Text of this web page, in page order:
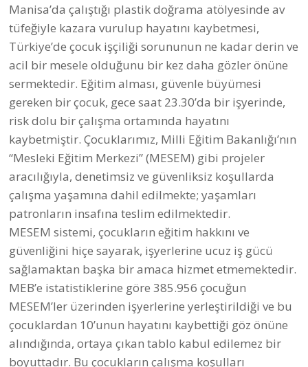
Manisa’da çalıştığı plastik doğrama atölyesinde av
tüfeğiyle kazara vurulup hayatını kaybetmesi,
Türkiye’de çocuk işçiliği sorununun ne kadar derin ve
acil bir mesele olduğunu bir kez daha gözler önüne
sermektedir. Eğitim alması, güvenle büyümesi
gereken bir çocuk, gece saat 23.30’da bir işyerinde,
risk dolu bir çalışma ortamında hayatını
kaybetmiştir. Çocuklarımız, Milli Eğitim Bakanlığı’nın
“Mesleki Eğitim Merkezi” (MESEM) gibi projeler
aracılığıyla, denetimsiz ve güvenliksiz koşullarda
çalışma yaşamına dahil edilmekte; yaşamları
patronların insafına teslim edilmektedir.
MESEM sistemi, çocukların eğitim hakkını ve
güvenliğini hiçe sayarak, işyerlerine ucuz iş gücü
sağlamaktan başka bir amaca hizmet etmemektedir.
MEB’e istatistiklerine göre 385.956 çocuğun
MESEM’ler üzerinden işyerlerine yerleştirildiği ve bu
çocuklardan 10’unun hayatını kaybettiği göz önüne
alındığında, ortaya çıkan tablo kabul edilemez bir
boyuttadır. Bu çocukların çalışma koşulları